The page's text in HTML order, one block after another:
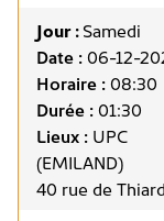
Jour :Samedi
Date :06-12-
Horaire :08:30
Durée :01:30
Lieux : UPC
(EMILAND)
40 rue de